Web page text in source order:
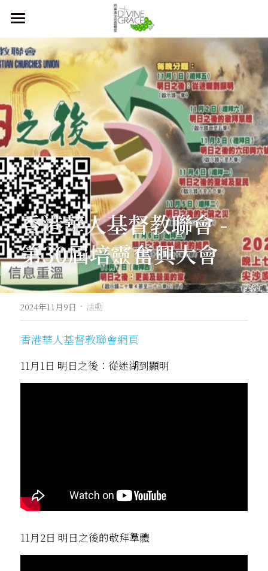
首頁
本堂簡介
主恩週刊
關於我們
教會歷史
同工及執事團隊
合作伙伴
聚會時間
主日崇拜
青少年崇拜
兒童崇拜
奉獻方法
會友須知
直播 及 活動資訊
登錄/註冊
香港華人基督教聯會 -
第30屆培靈奮興大會
2024年11月9日 · 活動
香港華人基督教聯會網頁
11月1日 明日之後：從迷湖到顯明
11月2日 明日之後的敬拜羣體